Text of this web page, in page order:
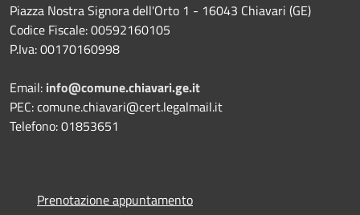
Piazza Nostra Signora dell'Orto 1 - 16043 Chiavari (GE)
Codice Fiscale: 00592160105
P.Iva: 00170160998
Email: info@comune.chiavari.ge.it
PEC: comune.chiavari@cert.legalmail.it
Telefono: 01853651
Prenotazione appuntamento